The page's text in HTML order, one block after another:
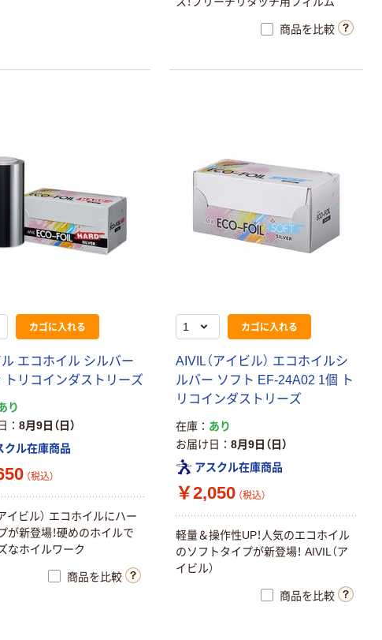
商品を比較
カゴに入れる
エコホイル シルバー
トリコインダストリーズ
り
8月9日（日）
クル在庫商品
（税込）
イビル） エコホイルにハー
が新登場！硬めのホイルで
なホイルワーク
商品を比較
カゴに入れる
AIVIL（アイビル） エコホイルシ
ルバー ソフト EF-24A02 1個 ト
リコインダストリーズ
在庫
あり
お届け日
8月9日（日）
アスクル在庫商品
￥2,050 （税込）
軽量＆操作性UP！人気のエコホイル
のソフトタイプが新登場！ AIVIL（ア
イビル）
商品を比較